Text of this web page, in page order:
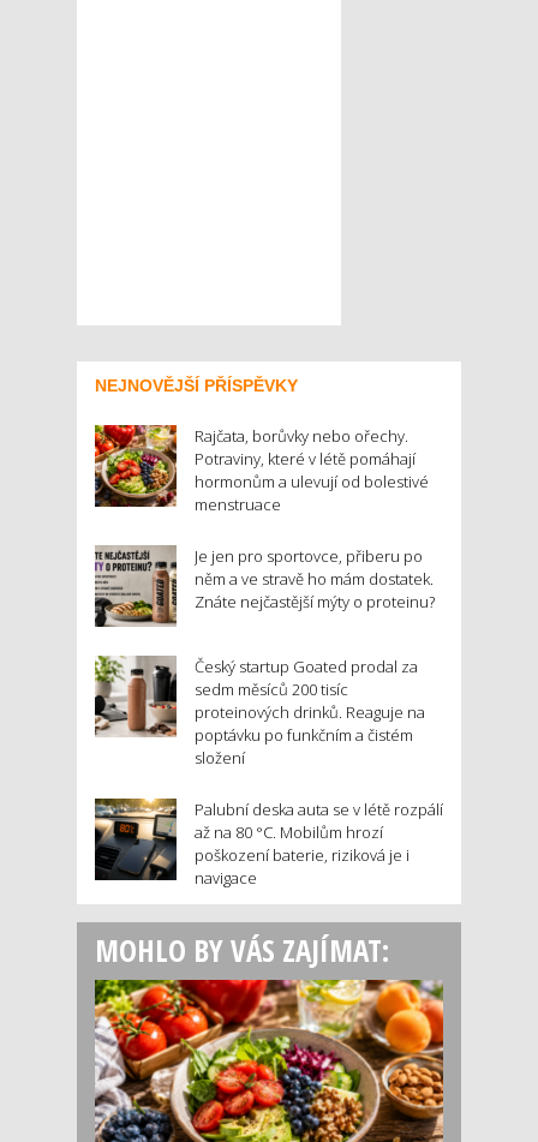
NEJNOVĚJŠÍ PŘÍSPĚVKY
Rajčata, borůvky nebo ořechy.
Potraviny, které v létě pomáhají
hormonům a ulevují od bolestivé
menstruace
Je jen pro sportovce, přiberu po
něm a ve stravě ho mám dostatek.
Znáte nejčastější mýty o proteinu?
Český startup Goated prodal za
sedm měsíců 200 tisíc
proteinových drinků. Reaguje na
poptávku po funkčním a čistém
složení
Palubní deska auta se v létě rozpálí
až na 80 °C. Mobilům hrozí
poškození baterie, riziková je i
navigace
MOHLO BY VÁS ZAJÍMAT: